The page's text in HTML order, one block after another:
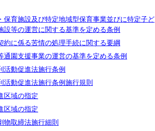
保育施設及び特定地域型保育事業並びに特定子ど
設等の運営に関する基準を定める条例
約に係る苦情の処理手続に関する要綱
通園支援事業の運営の基準を定める条例
活動促進法施行条例
活動促進法施行条例施行規則
区域の指定
区域の指定
物取締法施行細則